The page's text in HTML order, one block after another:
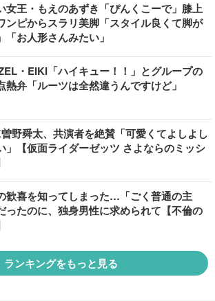
女王・もえのあずき「ぴんくこーで」膝上
ンピからスラリ美脚「スタイル良くて脚が
「お人形さんみたい」
・EIKI「ハイキュー！！」とグループの
熱弁「ルーツは全然違うんですけど」
野舜太、共演者を絶賛「可愛くてよしよし
」【仮面ライダーゼッツ さよならのミッシ
歓喜を知ってしまった…「ごく普通の主
ったのに、独身男性に求められて【不倫の
ランキングをもっと見る